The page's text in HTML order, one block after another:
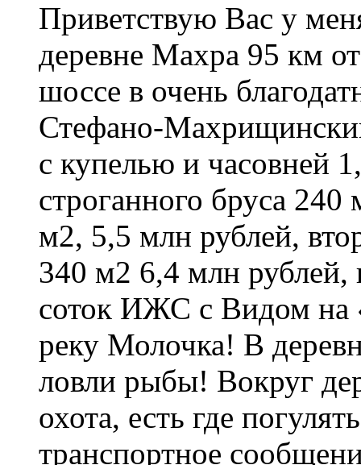
Приветствую Вас у
деревне Махра 95 км
шоссе в очень
Стефано-
с купелью и часовней
строганного бруса
м2, 5,5 млн рублей,
340 м2 6,4 млн рублей,
соток ИЖС с Видом на
реку Молочка! В
ловли рыбы! Вокруг
охота, есть где
транспортное